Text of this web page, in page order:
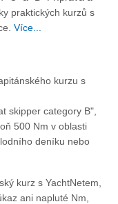
praktických kurzů s
Více...
kurzu s
skipper category B",
500 Nm v oblasti
deníku nebo
kurz s YachtNetem,
ani napluté Nm,